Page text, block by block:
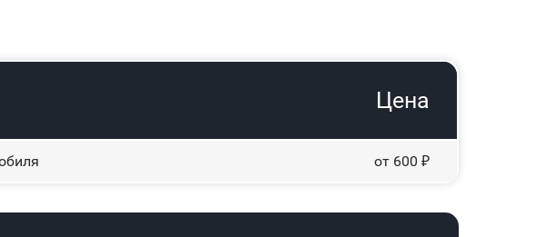
Цена
от 600 ₽